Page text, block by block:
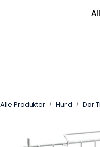
Alle Produkter Hund Dør